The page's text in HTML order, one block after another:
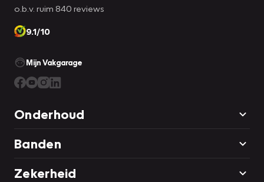
o.b.v. ruim 840 reviews
9.1/10
Mijn Vakgarage
Onderhoud
Banden
Zekerheid